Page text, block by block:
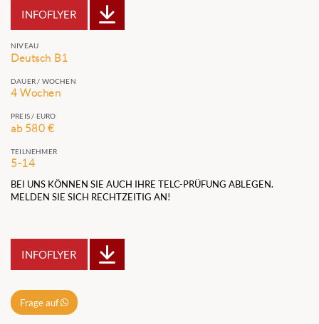
INFOFLYER
NIVEAU
Deutsch B1
DAUER / WOCHEN
4 Wochen
PREIS / EURO
ab 580 €
TEILNEHMER
5-14
BEI UNS KÖNNEN SIE AUCH IHRE TELC-PRÜFUNG ABLEGEN.
MELDEN SIE SICH RECHTZEITIG AN!
INFOFLYER
Frage auf